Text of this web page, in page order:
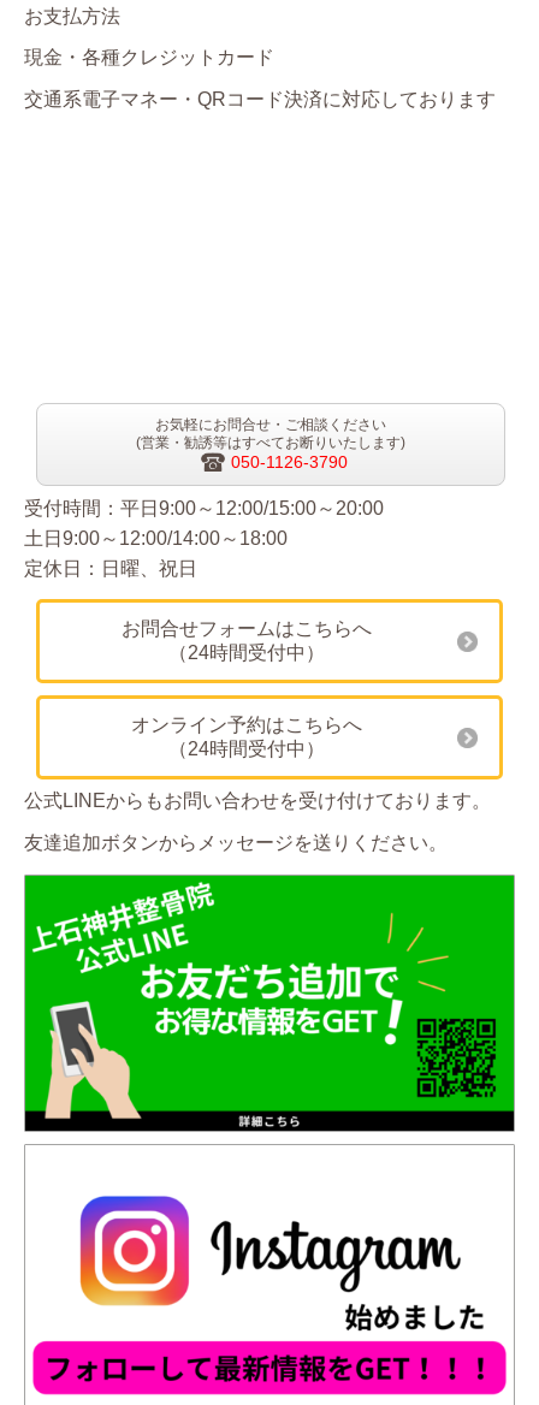
お支払方法
現金・各種クレジットカード
交通系電子マネー・QRコード決済に対応しております
お気軽にお問合せ・ご相談ください
(営業・勧誘等はすべてお断りいたします)
050-1126-3790
受付時間：平日9:00～12:00/15:00～20:00
土日9:00～12:00/14:00～18:00
定休日：日曜、祝日
お問合せフォームはこちらへ
（24時間受付中）
オンライン予約はこちらへ
（24時間受付中）
公式LINEからもお問い合わせを受け付けております。
友達追加ボタンからメッセージを送りください。